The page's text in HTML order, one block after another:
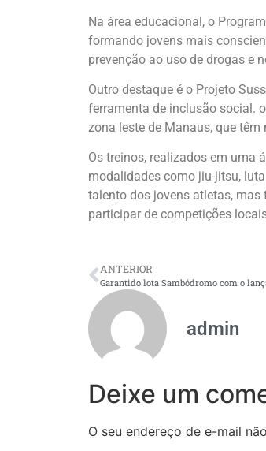
Na área educacional, o
formando jovens mais
prevenção ao uso de drogas e
Outro destaque é o Projeto
ferramenta de inclusão social.
zona leste de Manaus, que
Os treinos, realizados em uma
modalidades como jiu-jitsu,
talento dos jovens atletas,
participar de competições
ANTERIOR
admin
Deixe um
O seu endereço de e-mail